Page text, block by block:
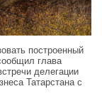
построенный
глава
делегации
Татарстана с